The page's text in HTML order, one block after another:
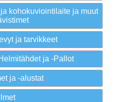
kohokuviointilaite ja muut
ja tarvikkeet
ja -Pallot
ja -alustat